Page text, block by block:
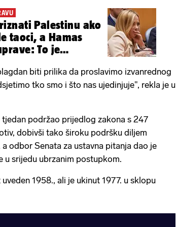
Palestinu ako
taoci, a Hamas
To je
biti prilika da proslavimo izvanrednog
tko smo i što nas ujedinjuje", rekla je u
tjedan podržao prijedlog zakona s 247
dobivši tako široku podršku diljem
odbor Senata za ustavna pitanja dao je
u srijedu ubrzanim postupkom.
1958., ali je ukinut 1977. u sklopu